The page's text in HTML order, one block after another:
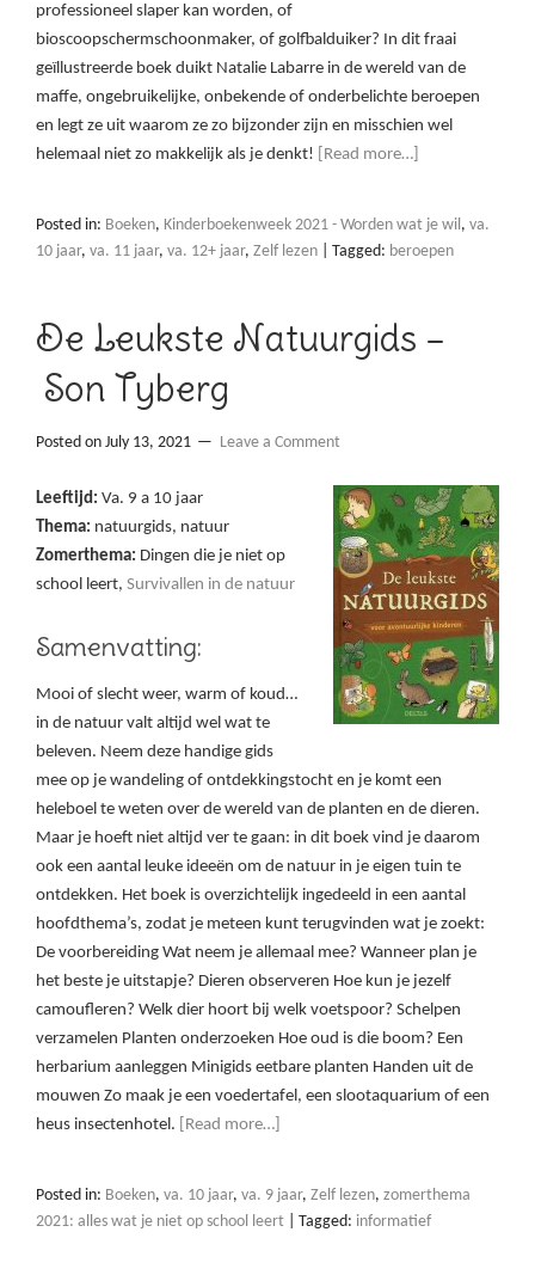
professioneel slaper kan worden, of
bioscoopschermschoonmaker, of golfbalduiker? In dit fraai
geïllustreerde boek duikt Natalie Labarre in de wereld van de
maffe, ongebruikelijke, onbekende of onderbelichte beroepen
en legt ze uit waarom ze zo bijzonder zijn en misschien wel
helemaal niet zo makkelijk als je denkt!
[Read more…]
Posted in: Boeken, Kinderboekenweek 2021 - Worden wat je wil, va.
10 jaar, va. 11 jaar, va. 12+ jaar, Zelf lezen Tagged: beroepen
De Leukste Natuurgids –
Son Tyberg
Posted on July 13, 2021 Leave a Comment
Leeftijd: Va. 9 a 10 jaar
Thema: natuurgids, natuur
Zomerthema: Dingen die je niet op
school leert, Survivallen in de natuur
Samenvatting:
Mooi of slecht weer, warm of koud…
in de natuur valt altijd wel wat te
beleven. Neem deze handige gids
mee op je wandeling of ontdekkingstocht en je komt een
heleboel te weten over de wereld van de planten en de dieren.
Maar je hoeft niet altijd ver te gaan: in dit boek vind je daarom
ook een aantal leuke ideeën om de natuur in je eigen tuin te
ontdekken. Het boek is overzichtelijk ingedeeld in een aantal
hoofdthema’s, zodat je meteen kunt terugvinden wat je zoekt:
De voorbereiding Wat neem je allemaal mee? Wanneer plan je
het beste je uitstapje? Dieren observeren Hoe kun je jezelf
camoufleren? Welk dier hoort bij welk voetspoor? Schelpen
verzamelen Planten onderzoeken Hoe oud is die boom? Een
herbarium aanleggen Minigids eetbare planten Handen uit de
mouwen Zo maak je een voedertafel, een slootaquarium of een
heus insectenhotel.
[Read more…]
Posted in: Boeken, va. 10 jaar, va. 9 jaar, Zelf lezen, zomerthema
2021: alles wat je niet op school leert
Tagged: informatief